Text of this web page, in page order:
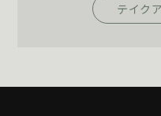
テイク